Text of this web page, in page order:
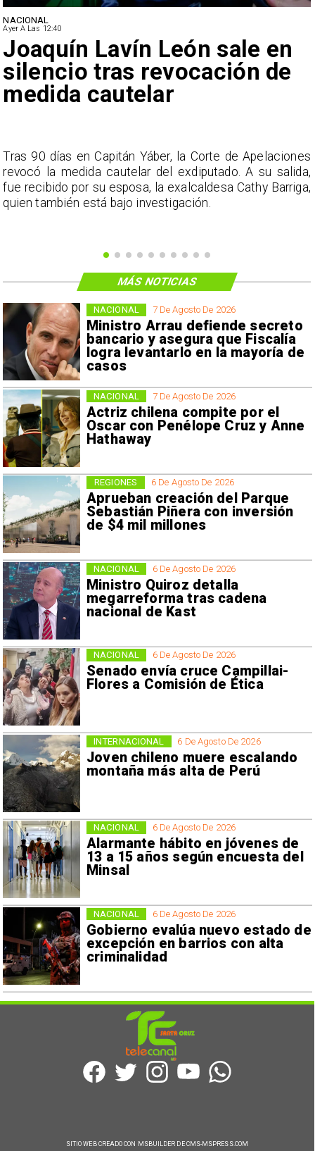
NACIONAL
Ayer A Las 12:40
Joaquín Lavín León sale en
silencio tras revocación de
medida cautelar
Tras 90 días en Capitán Yáber, la Corte de Apelaciones
revocó la medida cautelar del exdiputado. A su salida,
fue recibido por su esposa, la exalcaldesa Cathy Barriga,
quien también está bajo investigación.
7 De Agosto De 2026
Ministro Arrau defiende secreto
bancario y asegura que Fiscalía
logra levantarlo en la mayoría de
casos
NACIONAL
7 De Agosto De 2026
Actriz chilena compite por el
Oscar con Penélope Cruz y Anne
Hathaway
NACIONAL
6 De Agosto De 2026
Aprueban creación del Parque
Sebastián Piñera con inversión
de $4 mil millones
REGIONES
6 De Agosto De 2026
Ministro Quiroz detalla
megarreforma tras cadena
nacional de Kast
NACIONAL
6 De Agosto De 2026
Senado envía cruce Campillai-
Flores a Comisión de Ética
NACIONAL
6 De Agosto De 2026
Joven chileno muere escalando
montaña más alta de Perú
INTERNACIONAL
6 De Agosto De 2026
Alarmante hábito en jóvenes de
13 a 15 años según encuesta del
Minsal
NACIONAL
6 De Agosto De 2026
Gobierno evalúa nuevo estado de
excepción en barrios con alta
criminalidad
NACIONAL
MÁS NOTICIAS
SITIO WEB CREADO CON MSBUILDER DE CMS-MSPRESS.COM